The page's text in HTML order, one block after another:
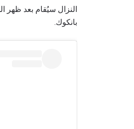
بانكوك.